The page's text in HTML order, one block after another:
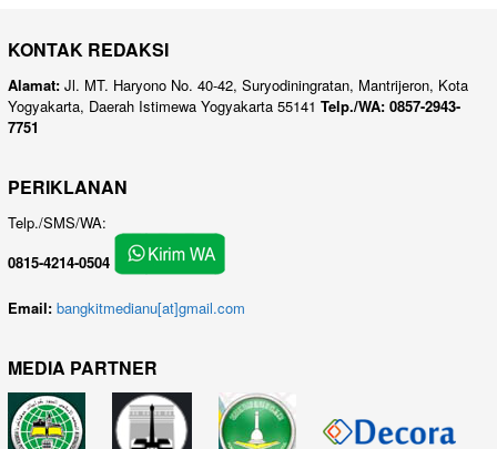
KONTAK REDAKSI
Alamat: Jl. MT. Haryono No. 40-42, Suryodiningratan, Mantrijeron, Kota
Yogyakarta, Daerah Istimewa Yogyakarta 55141 Telp./WA: 0857-2943-
7751
PERIKLANAN
Telp./SMS/WA:
0815-4214-0504
Email: bangkitmedianu[at]gmail.com
MEDIA PARTNER